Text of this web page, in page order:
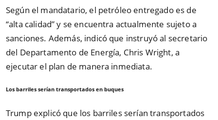
Según el mandatario, el petróleo entregado es de
“alta calidad” y se encuentra actualmente sujeto a
sanciones. Además, indicó que instruyó al secretario
del Departamento de Energía, Chris Wright, a
ejecutar el plan de manera inmediata.
Los barriles serían transportados en buques
Trump explicó que los barriles serían transportados